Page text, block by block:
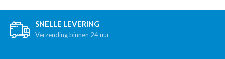
SNELLE LEVERING
Verzending binnen 24 uur